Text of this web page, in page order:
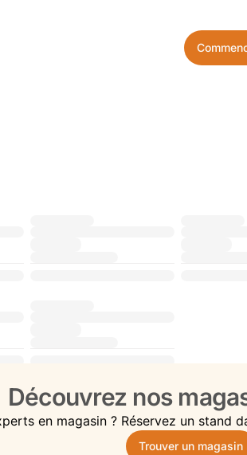
Découvrez nos
en magasin ? Réservez un stand
Trouver un magasin